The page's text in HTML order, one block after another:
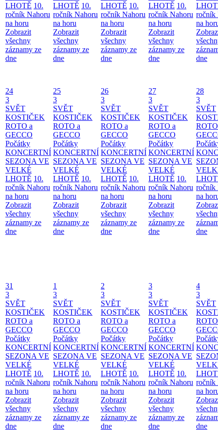
LHOTĚ 10.
ročník Nahoru
na horu
Zobrazit
všechny
záznamy ze
dne
LHOTĚ 10.
ročník Nahoru
na horu
Zobrazit
všechny
záznamy ze
dne
LHOTĚ 10.
ročník Nahoru
na horu
Zobrazit
všechny
záznamy ze
dne
LHOTĚ 10.
ročník Nahoru
na horu
Zobrazit
všechny
záznamy ze
dne
ročník
na
dne
24
3
SVĚT
KOSTIČEK
ROTO a
GECCO
Počátky
KONCERTNÍ
SEZONA VE
VELKÉ
LHOTĚ 10.
ročník Nahoru
na horu
Zobrazit
všechny
záznamy ze
dne
25
3
SVĚT
KOSTIČEK
ROTO a
GECCO
Počátky
KONCERTNÍ
SEZONA VE
VELKÉ
LHOTĚ 10.
ročník Nahoru
na horu
Zobrazit
všechny
záznamy ze
dne
26
3
SVĚT
KOSTIČEK
ROTO a
GECCO
Počátky
KONCERTNÍ
SEZONA VE
VELKÉ
LHOTĚ 10.
ročník Nahoru
na horu
Zobrazit
všechny
záznamy ze
dne
27
3
SVĚT
KOSTIČEK
ROTO a
GECCO
Počátky
KONCERTNÍ
SEZONA VE
VELKÉ
LHOTĚ 10.
ročník Nahoru
na horu
Zobrazit
všechny
záznamy ze
dne
28
3
SVĚT
ročník
na
dne
31
3
SVĚT
KOSTIČEK
ROTO a
GECCO
Počátky
KONCERTNÍ
SEZONA VE
VELKÉ
LHOTĚ 10.
ročník Nahoru
na horu
Zobrazit
všechny
záznamy ze
dne
1
3
SVĚT
KOSTIČEK
ROTO a
GECCO
Počátky
KONCERTNÍ
SEZONA VE
VELKÉ
LHOTĚ 10.
ročník Nahoru
na horu
Zobrazit
všechny
záznamy ze
dne
2
3
SVĚT
KOSTIČEK
ROTO a
GECCO
Počátky
KONCERTNÍ
SEZONA VE
VELKÉ
LHOTĚ 10.
ročník Nahoru
na horu
Zobrazit
všechny
záznamy ze
dne
3
3
SVĚT
KOSTIČEK
ROTO a
GECCO
Počátky
KONCERTNÍ
SEZONA VE
VELKÉ
LHOTĚ 10.
ročník Nahoru
na horu
Zobrazit
všechny
záznamy ze
dne
4
3
SVĚT
ročník
na
dne